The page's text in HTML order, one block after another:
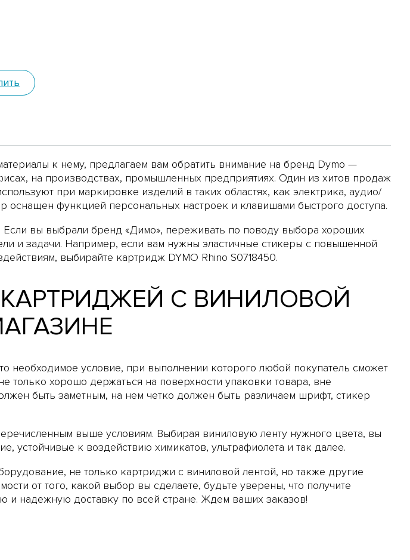
к нему, предлагаем вам обратить внимание на бренд Dymo —
на производствах, промышленных предприятиях. Один из хитов продаж
при маркировке изделий в таких областях, как электрика, аудио/
функцией персональных настроек и клавишами быстрого доступа.
вы выбрали бренд «Димо», переживать по поводу выбора хороших
и задачи. Например, если вам нужны эластичные стикеры с повышенной
выбирайте картридж DYMO Rhino S0718450.
С ВИНИЛОВОЙ
условие, при выполнении которого любой покупатель сможет
только хорошо держаться на поверхности упаковки товара, вне
быть заметным, на нем четко должен быть различаем шрифт, стикер
выше условиям. Выбирая виниловую ленту нужного цвета, вы
устойчивые к воздействию химикатов, ультрафиолета и так далее.
не только картриджи с виниловой лентой, но также другие
от того, какой выбор вы сделаете, будьте уверены, что получите
и надежную доставку по всей стране. Ждем ваших заказов!